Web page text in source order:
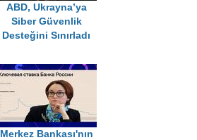
ABD, Ukrayna’ya
Siber Güvenlik
Desteğini Sınırladı
Merkez Bankası'nın